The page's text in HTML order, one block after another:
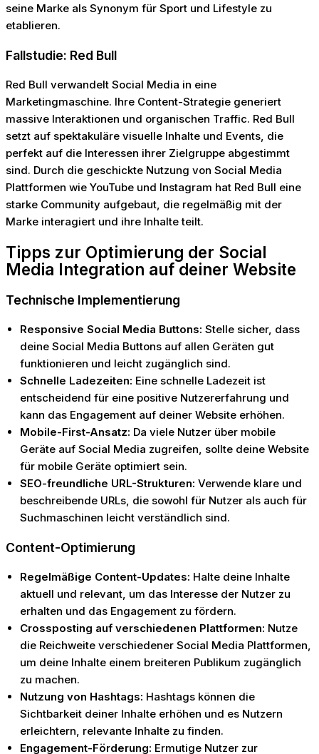
seine Marke als Synonym für Sport und Lifestyle zu
etablieren.
Fallstudie: Red Bull
Red Bull verwandelt Social Media in eine
Marketingmaschine. Ihre Content-Strategie generiert
massive Interaktionen und organischen Traffic. Red Bull
setzt auf spektakuläre visuelle Inhalte und Events, die
perfekt auf die Interessen ihrer Zielgruppe abgestimmt
sind. Durch die geschickte Nutzung von Social Media
Plattformen wie YouTube und Instagram hat Red Bull eine
starke Community aufgebaut, die regelmäßig mit der
Marke interagiert und ihre Inhalte teilt.
Tipps zur Optimierung der Social
Media Integration auf deiner Website
Technische Implementierung
Responsive Social Media Buttons: Stelle sicher, dass
deine Social Media Buttons auf allen Geräten gut
funktionieren und leicht zugänglich sind.
Schnelle Ladezeiten: Eine schnelle Ladezeit ist
entscheidend für eine positive Nutzererfahrung und
kann das Engagement auf deiner Website erhöhen.
Mobile-First-Ansatz: Da viele Nutzer über mobile
Geräte auf Social Media zugreifen, sollte deine Website
für mobile Geräte optimiert sein.
SEO-freundliche URL-Strukturen: Verwende klare und
beschreibende URLs, die sowohl für Nutzer als auch für
Suchmaschinen leicht verständlich sind.
Content-Optimierung
Regelmäßige Content-Updates: Halte deine Inhalte
aktuell und relevant, um das Interesse der Nutzer zu
erhalten und das Engagement zu fördern.
Crossposting auf verschiedenen Plattformen: Nutze
die Reichweite verschiedener Social Media Plattformen,
um deine Inhalte einem breiteren Publikum zugänglich
zu machen.
Nutzung von Hashtags: Hashtags können die
Sichtbarkeit deiner Inhalte erhöhen und es Nutzern
erleichtern, relevante Inhalte zu finden.
Engagement-Förderung: Ermutige Nutzer zur